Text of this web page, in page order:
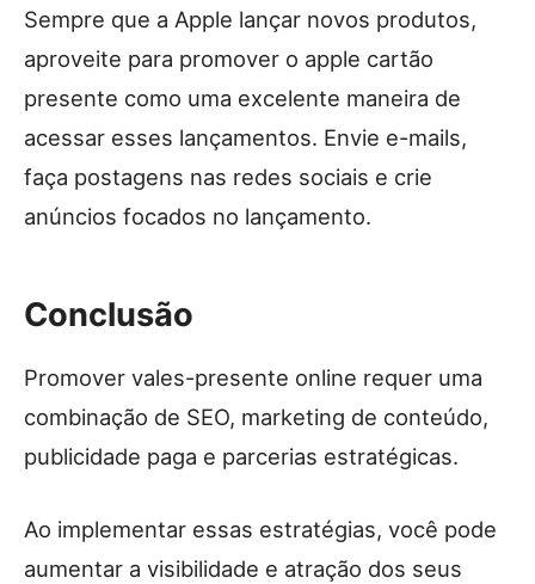
Sempre que a Apple lançar novos produtos,
aproveite para promover o apple cartão
presente como uma excelente maneira de
acessar esses lançamentos. Envie e-mails,
faça postagens nas redes sociais e crie
anúncios focados no lançamento.
Conclusão
Promover vales-presente online requer uma
combinação de SEO, marketing de conteúdo,
publicidade paga e parcerias estratégicas.
Ao implementar essas estratégias, você pode
aumentar a visibilidade e atração dos seus